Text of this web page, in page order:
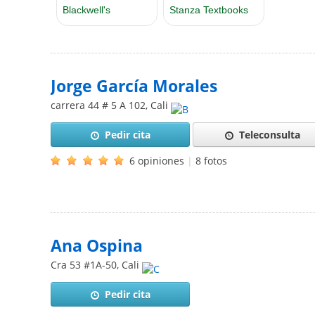
Jorge García Morales
carrera 44 # 5 A 102, Cali
Pedir cita
Teleconsulta
6 opiniones | 8 fotos
Ana Ospina
Cra 53 #1A-50, Cali
Pedir cita